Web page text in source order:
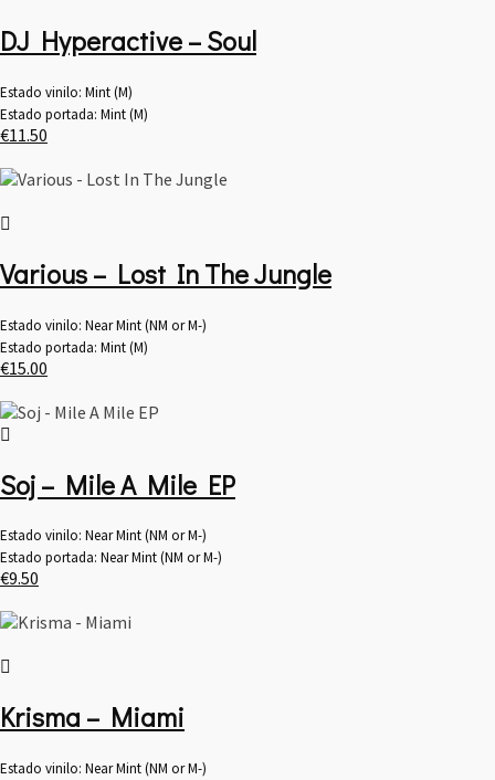
DJ Hyperactive – Soul
Estado vinilo: Mint (M)
Estado portada: Mint (M)
€11.50
Various – Lost In The Jungle
Estado vinilo: Near Mint (NM or M-)
Estado portada: Mint (M)
€15.00
Soj – Mile A Mile EP
Estado vinilo: Near Mint (NM or M-)
Estado portada: Near Mint (NM or M-)
€9.50
Krisma – Miami
Estado vinilo: Near Mint (NM or M-)